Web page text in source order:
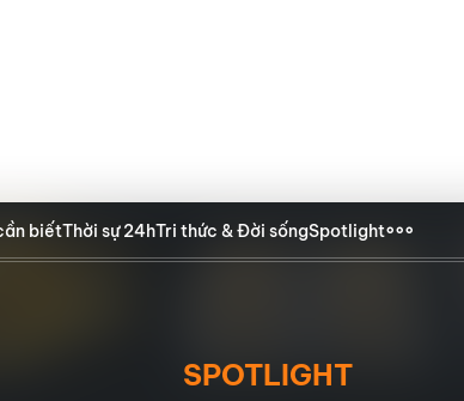
biếtThời sự 24hTri thức & Đời sốngSpotlight
SPOTLIGHT